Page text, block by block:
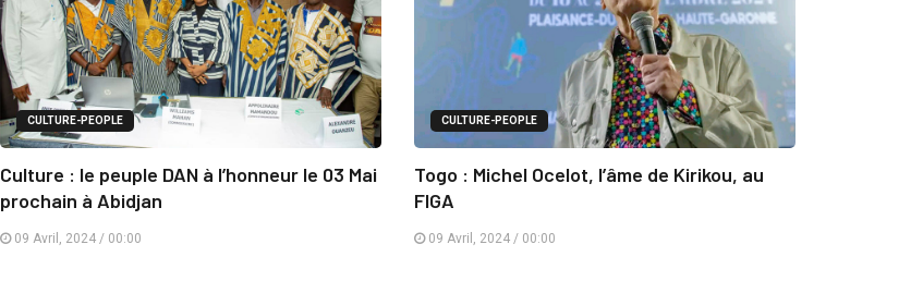
CULTURE-PEOPLE
Culture : le peuple DAN à l’honneur le 03 Mai
prochain à Abidjan
09 Avril, 2024 / 00:00
CULTURE-PEOPLE
Togo : Michel Ocelot, l’âme de Kirikou, au
FIGA
09 Avril, 2024 / 00:00